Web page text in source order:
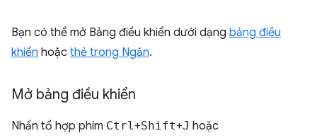
Bạn có thể mở Bảng điều khiển dưới dạng bảng điều
khiển hoặc thẻ trong Ngăn.
Mở bảng điều khiển
Nhấn tổ hợp phím Ctrl+Shift+J hoặc